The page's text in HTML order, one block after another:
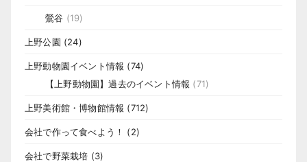
鶯谷 (19)
上野公園 (24)
上野動物園イベント情報 (74)
【上野動物園】過去のイベント情報 (71)
上野美術館・博物館情報 (712)
会社で作って食べよう！ (2)
会社で野菜栽培 (3)